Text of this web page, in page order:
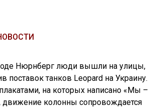
Нюрнберг люди вышли на улицы,
поставок танков Leopard на Украину.
на которых написано «Мы –
движение колонны сопровождается